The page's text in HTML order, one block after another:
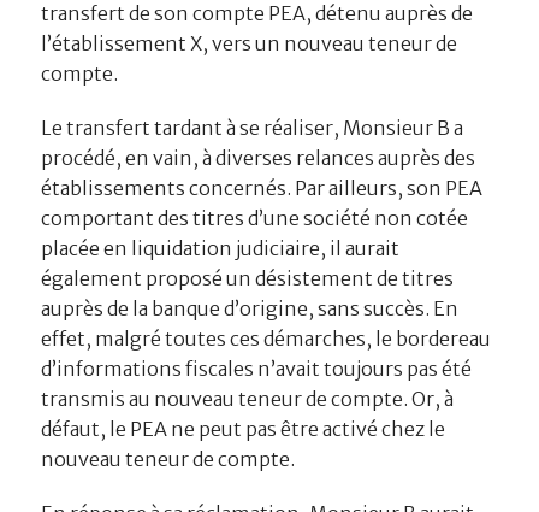
transfert de son compte PEA, détenu auprès de
l’établissement X, vers un nouveau teneur de
compte.
Le transfert tardant à se réaliser, Monsieur B a
procédé, en vain, à diverses relances auprès des
établissements concernés. Par ailleurs, son PEA
comportant des titres d’une société non cotée
placée en liquidation judiciaire, il aurait
également proposé un désistement de titres
auprès de la banque d’origine, sans succès. En
effet, malgré toutes ces démarches, le bordereau
d’informations fiscales n’avait toujours pas été
transmis au nouveau teneur de compte. Or, à
défaut, le PEA ne peut pas être activé chez le
nouveau teneur de compte.